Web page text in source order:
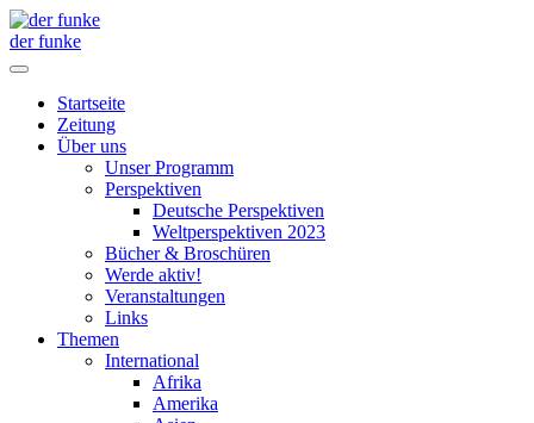
der funke
Startseite
Zeitung
Über uns
Unser Programm
Perspektiven
Deutsche Perspektiven
Weltperspektiven 2023
Bücher & Broschüren
Werde aktiv!
Veranstaltungen
Links
Themen
International
Afrika
Amerika